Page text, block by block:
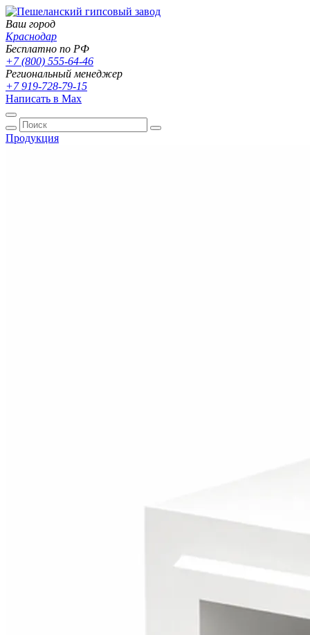
Ваш город
Краснодар
Бесплатно по РФ
+7 (800) 555-64-46
Региональный менеджер
+7 919-728-79-15
Написать в Max
Продукция